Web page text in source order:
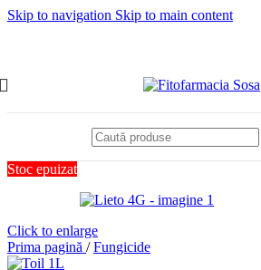
Skip to navigation Skip to main content
Stoc epuizat
Click to enlarge
Prima pagină / Fungicide